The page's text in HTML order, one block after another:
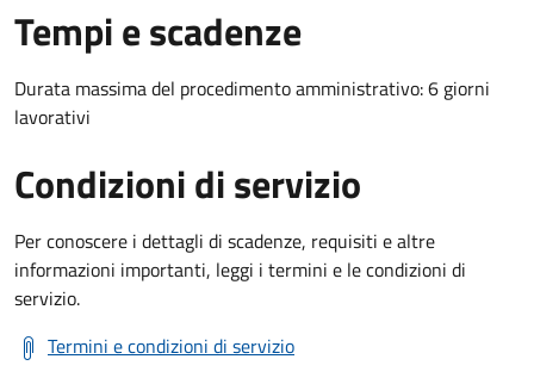
Tempi e scadenze
Durata massima del procedimento amministrativo: 6 giorni
lavorativi
Condizioni di servizio
Per conoscere i dettagli di scadenze, requisiti e altre
informazioni importanti, leggi i termini e le condizioni di
servizio.
Termini e condizioni di servizio